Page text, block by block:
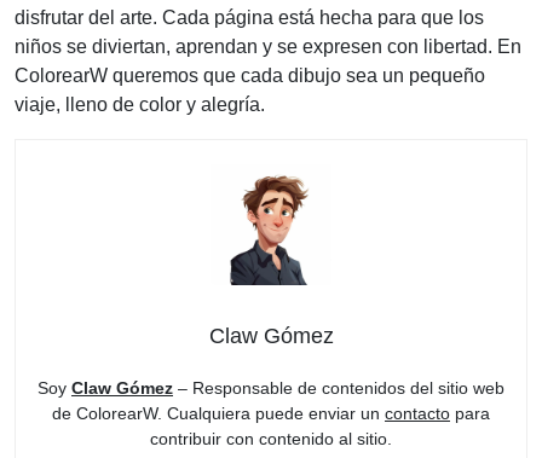
disfrutar del arte. Cada página está hecha para que los
niños se diviertan, aprendan y se expresen con libertad. En
ColorearW queremos que cada dibujo sea un pequeño
viaje, lleno de color y alegría.
Claw Gómez
Soy Claw Gómez – Responsable de contenidos del sitio web
de ColorearW. Cualquiera puede enviar un contacto para
contribuir con contenido al sitio.